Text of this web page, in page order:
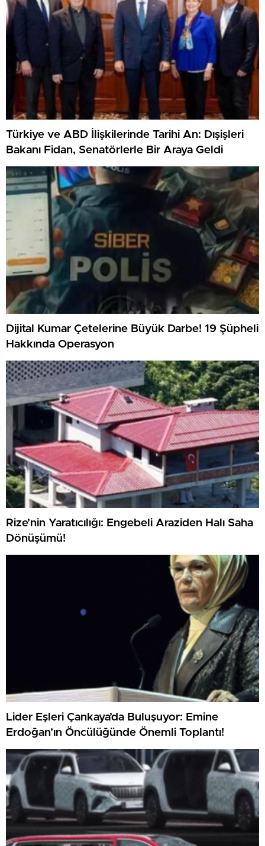
Türkiye ve ABD İlişkilerinde Tarihi An: Dışişleri
Bakanı Fidan, Senatörlerle Bir Araya Geldi
Dijital Kumar Çetelerine Büyük Darbe! 19 Şüpheli
Hakkında Operasyon
Rize’nin Yaratıcılığı: Engebeli Araziden Halı Saha
Dönüşümü!
Lider Eşleri Çankaya’da Buluşuyor: Emine
Erdoğan’ın Öncülüğünde Önemli Toplantı!